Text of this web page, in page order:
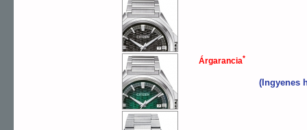
Árgarancia*
(Ingyenes